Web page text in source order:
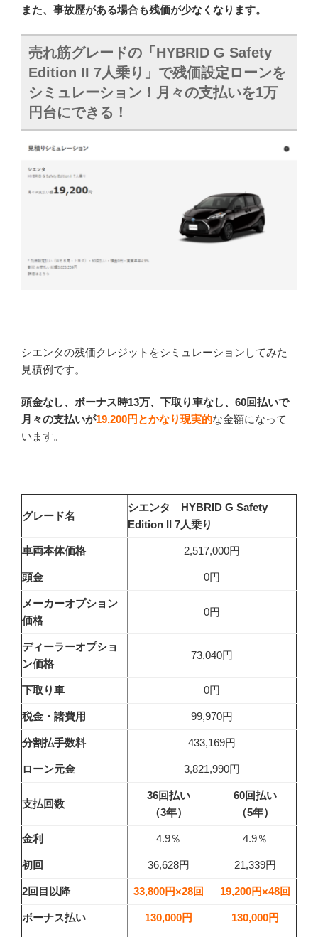
また、事故歴がある場合も残価が少なくなります。
売れ筋グレードの「 HYBRID G Safety
Edition II 7人乗り 」で残価設定ローンを
シミュレーション！月々の支払いを1万
円台にできる！
シエンタの残価クレジットをシミュレーションしてみた
見積例です。
頭金なし、ボーナス時13万、下取り車なし、60回払いで
月々の支払いが19,200円 とかなり現実的な金額になって
います。
グレード名
シエンタ HYBRID G Safety
Edition II 7人乗り
車両本体価格 2,517,000円
頭金 0円
メーカーオプション
価格
0円
ディーラーオプショ
ン価格
73,040円
下取り車 0円
税金・諸費用 99,970円
分割払手数料 433,169円
ローン元金 3,821,990円
支払回数
36回払い
（3年）
60回払い
（5年）
金利 4.9％ 4.9％
初回 36,628円 21,339円
2回目以降 33,800円×28回 19,200円×48回
ボーナス払い 130,000円 130,000円